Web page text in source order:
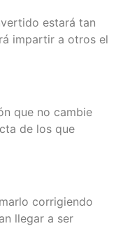
estará tan
impartir a otros el
que no cambie
de los que
corrigiendo
llegar a ser